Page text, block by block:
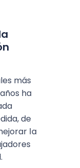
más
ha
de
la